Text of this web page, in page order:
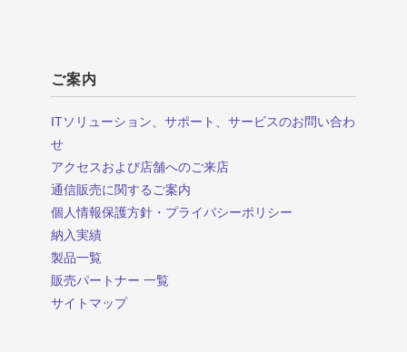
ご案内
ITソリューション、サポート、サービスのお問い合わ
せ
アクセスおよび店舗へのご来店
通信販売に関するご案内
個人情報保護方針・プライバシーポリシー
納入実績
製品一覧
販売パートナー 一覧
サイトマップ